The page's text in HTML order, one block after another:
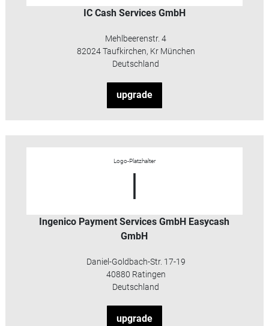
IC Cash Services GmbH
Mehlbeerenstr. 4
82024 Taufkirchen, Kr München
Deutschland
upgrade
Logo-Platzhalter
I
Ingenico Payment Services GmbH Easycash
GmbH
Daniel-Goldbach-Str. 17-19
40880 Ratingen
Deutschland
upgrade